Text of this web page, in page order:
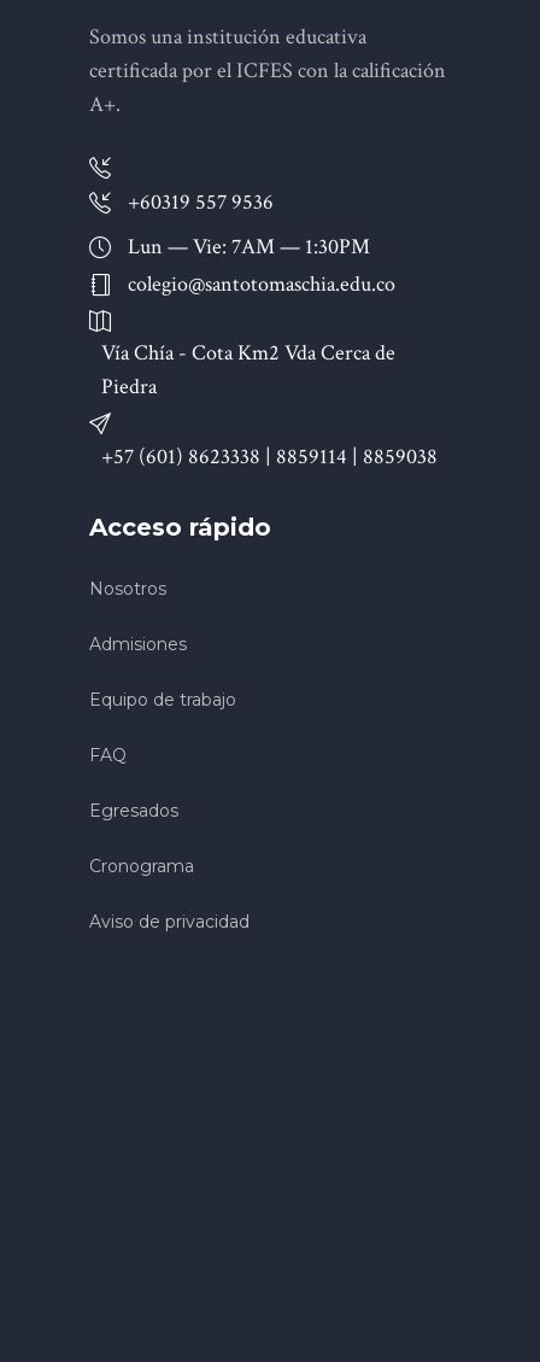
Somos una institución educativa
certificada por el ICFES con la calificación
A+.
+60319 557 9536
Lun — Vie: 7AM — 1:30PM
colegio@santotomaschia.edu.co
Vía Chía - Cota Km2 Vda Cerca de
Piedra
+57 (601) 8623338 | 8859114 | 8859038
Acceso rápido
Nosotros
Admisiones
Equipo de trabajo
FAQ
Egresados
Cronograma
Aviso de privacidad